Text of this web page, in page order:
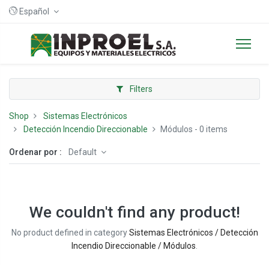
Español
Filters
Shop
Sistemas Electrónicos
Detección Incendio Direccionable
Módulos - 0 items
Ordenar por : Default
We couldn't find any product!
No product defined in categorySistemas Electrónicos / Detección
Incendio Direccionable / Módulos.